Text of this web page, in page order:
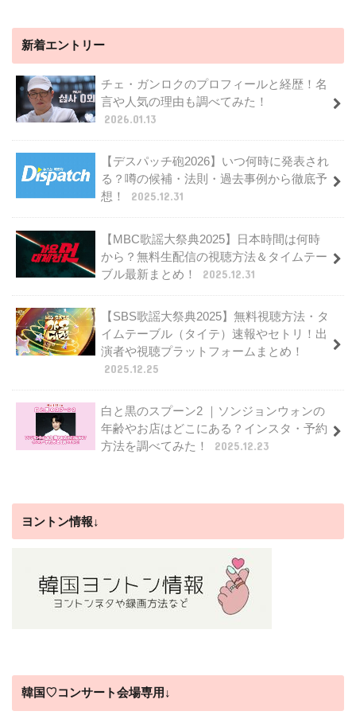
新着エントリー
チェ・ガンロクのプロフィールと経歴！名
言や人気の理由も調べてみた！
2026.01.13
【デスパッチ砲2026】いつ何時に発表され
る？噂の候補・法則・過去事例から徹底予
想！
2025.12.31
【MBC歌謡大祭典2025】日本時間は何時
から？無料生配信の視聴方法＆タイムテー
ブル最新まとめ！
2025.12.31
【SBS歌謡大祭典2025】無料視聴方法・タ
イムテーブル（タイテ）速報やセトリ！出
演者や視聴プラットフォームまとめ！
2025.12.25
白と黒のスプーン2 ｜ソンジョンウォンの
年齢やお店はどこにある？インスタ・予約
方法を調べてみた！
2025.12.23
ヨントン情報↓
韓国♡コンサート会場専用↓